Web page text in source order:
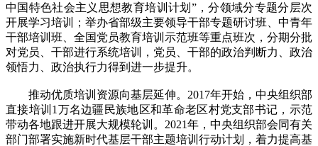
中国特色社会主义思想教育培训计划”，分领域分专题分层次
开展学习培训；举办省部级主要领导干部专题研讨班、中青年
干部培训班、全国党员教育培训示范班等重点班次，分期分批
对党员、干部进行系统培训，党员、干部的政治判断力、政治
领悟力、政治执行力得到进一步提升。
推动优质培训资源向基层延伸。2017年开始，中央组织部
直接培训1万名边疆民族地区和革命老区村党支部书记，示范
带动各地跟进开展大规模轮训。2021年，中央组织部会同有关
部门部署实施新时代基层干部主题培训行动计划，着力提高基